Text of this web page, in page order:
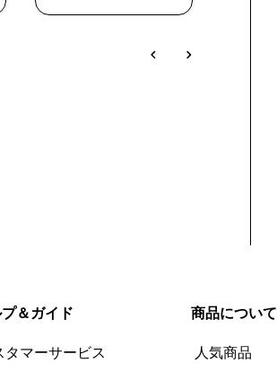
＆ガイド
タマーサービス
商品について
人気商品